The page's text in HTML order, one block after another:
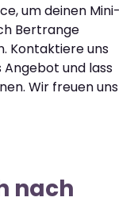
um deinen Mini-
Bertrange
Kontaktiere uns
und lass
Wir freuen uns
nach